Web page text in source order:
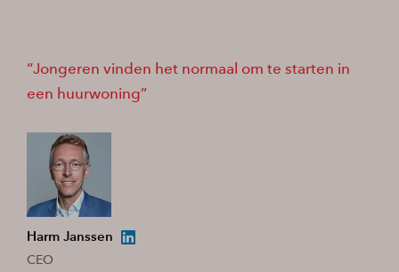
Jongeren vinden het normaal om te starten in
een huurwoning
Harm Janssen
CEO